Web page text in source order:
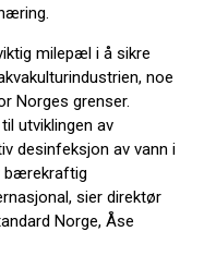
milepæl i å sikre
noe
Norges grenser.
utviklingen av
desinfeksjon av vann i
bærekraftig
sier direktør
Norge, Åse